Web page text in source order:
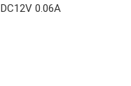
DC12V 0.06A